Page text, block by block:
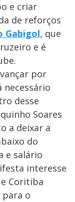
e criar
de reforços
Gabigol, que
e é
por
necessário
desse
Soares
a deixar a
do
e salário
interesse
Coritiba
o